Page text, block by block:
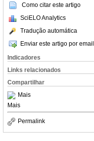
Como citar este artigo
SciELO Analytics
Tradução automática
Enviar este artigo por email
Indicadores
Links relacionados
Compartilhar
Mais
Mais
Permalink